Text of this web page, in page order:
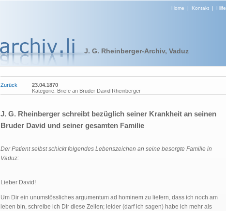
Home | Kontakt| Hilfe
J. G. Rheinberger-Archiv, Vaduz
Zurück
23.04.1870
Kategorie: Briefe an Bruder David Rheinberger
J. G. Rheinberger schreibt bezüglich seiner Krankheit an seinen
Bruder David und seiner gesamten Familie
Der Patient selbst schickt folgendes Lebenszeichen an seine besorgte Familie in
Vaduz:
Lieber David!
Um Dir ein unumstössliches argumentum ad hominem zu liefern, dass ich noch am
leben bin, schreibe ich Dir diese Zeilen; leider (darf ich sagen) habe ich mehr als